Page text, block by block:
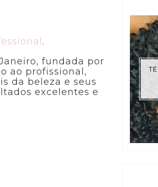
.
fundada por
ao profissional,
da beleza e seus
excelentes e